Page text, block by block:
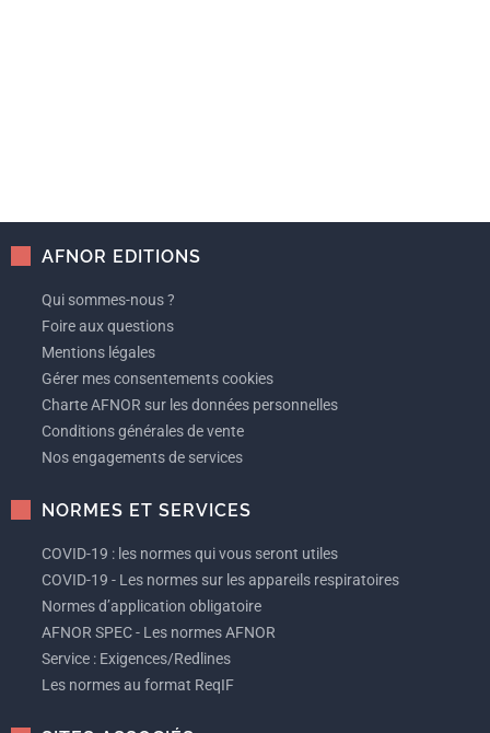
AFNOR EDITIONS
Qui sommes-nous ?
Foire aux questions
Mentions légales
Gérer mes consentements cookies
Charte AFNOR sur les données personnelles
Conditions générales de vente
Nos engagements de services
NORMES ET SERVICES
COVID-19 : les normes qui vous seront utiles
COVID-19 - Les normes sur les appareils respiratoires
Normes d’application obligatoire
AFNOR SPEC - Les normes AFNOR
Service : Exigences/Redlines
Les normes au format ReqIF